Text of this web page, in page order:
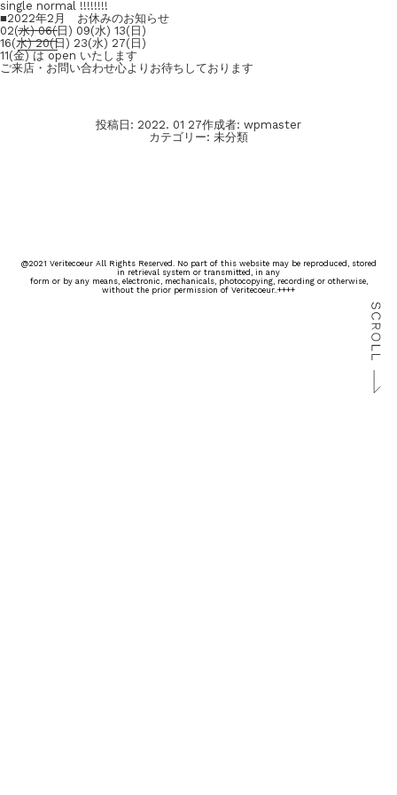
single normal !!!!!!!!
■2022年2月 お休みのお知らせ
02(水) 06(日) 09(水) 13(日)
16(水) 20(日) 23(水) 27(日)
11(金) は open いたします
ご来店・お問い合わせ心よりお待ちしております
投稿日: 2022. 01 27作成者: wpmaster
カテゴリー: 未分類
@2021 Veritecoeur All Rights Reserved. No part of this website may be reproduced, stored
in retrieval system or transmitted, in any
form or by any means, electronic, mechanicals, photocopying, recording or otherwise,
without the prior permission of Veritecoeur..++++